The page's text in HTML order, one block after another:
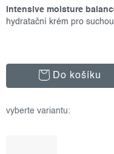
Do košíku